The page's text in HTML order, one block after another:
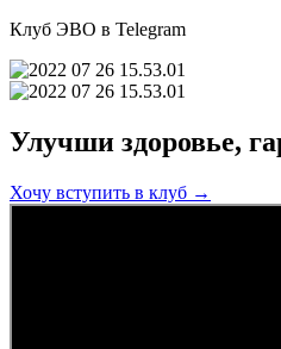
Клуб ЭВО в Telegram
Улучши здоровье,
Хочу вступить в клуб →